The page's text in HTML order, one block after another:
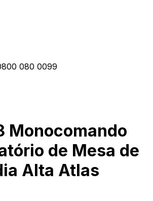
080 0099
Monocomando
de Mesa de
Alta Atlas